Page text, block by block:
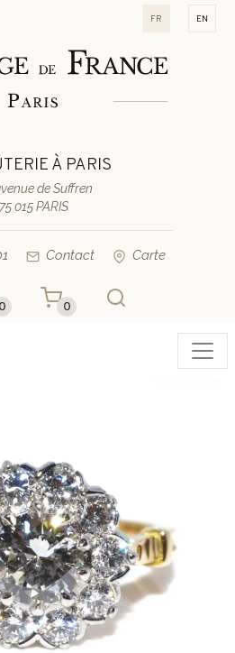
fr en
À PARIS
de Suffren
75 015 PARIS
Contact Carte
0 0